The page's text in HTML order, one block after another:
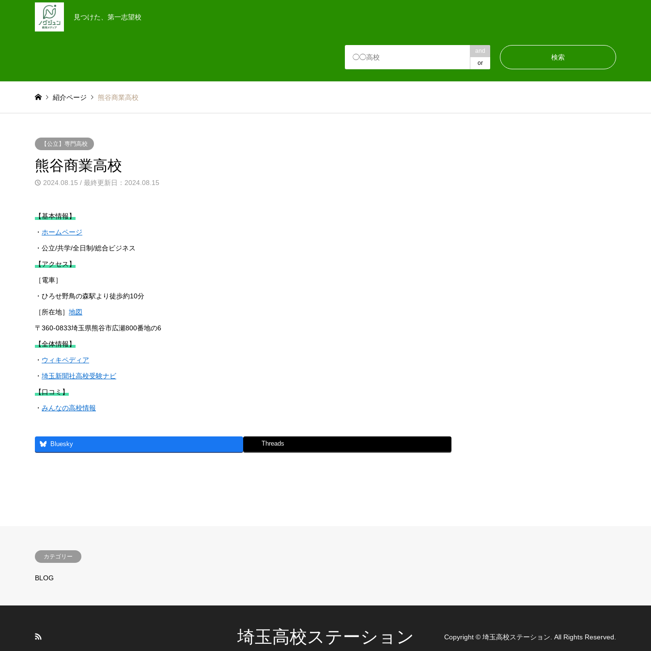
見つけた、第一志望校
and
or
紹介ページ 熊谷商業高校
【公立】専門高校
熊谷商業高校
2024.08.15 / 最終更新日：2024.08.15
【基本情報】
・ ホームページ
・公立/共学/全日制/総合ビジネス
【アクセス】
［電車］
・ひろせ野鳥の森駅より徒歩約10分
［所在地］ 地図
〒360-0833埼玉県熊谷市広瀬800番地の6
【全体情報】
・ ウィキペディア
・ 埼玉新聞社高校受験ナビ
【口コミ】
・ みんなの高校情報
Bluesky Threads
カテゴリー
BLOG
埼玉高校ステーション Copyright © 埼玉高校ステーション . All Rights Reserved.